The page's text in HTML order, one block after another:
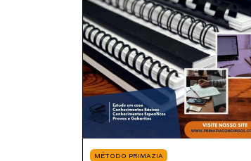
MÉTODO PRIMAZIA